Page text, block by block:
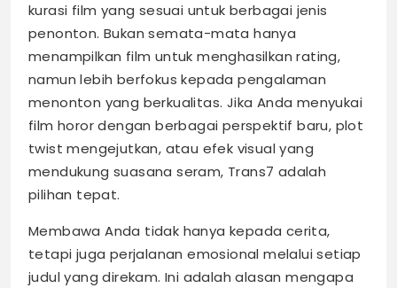
kurasi film yang sesuai untuk berbagai jenis
penonton. Bukan semata-mata hanya
menampilkan film untuk menghasilkan rating,
namun lebih berfokus kepada pengalaman
menonton yang berkualitas. Jika Anda menyukai
film horor dengan berbagai perspektif baru, plot
twist mengejutkan, atau efek visual yang
mendukung suasana seram, Trans7 adalah
pilihan tepat.
Membawa Anda tidak hanya kepada cerita,
tetapi juga perjalanan emosional melalui setiap
judul yang direkam. Ini adalah alasan mengapa